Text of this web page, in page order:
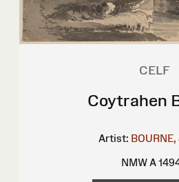
CELF
Coytrahen
Artist:
NMW A